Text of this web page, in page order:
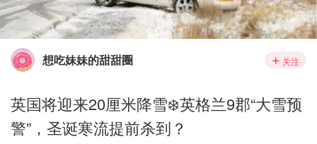
想吃妹妹的甜甜圈 关注
英国将迎来20厘米降雪❄️英格兰9郡“大雪预
警”，圣诞寒流提前杀到？